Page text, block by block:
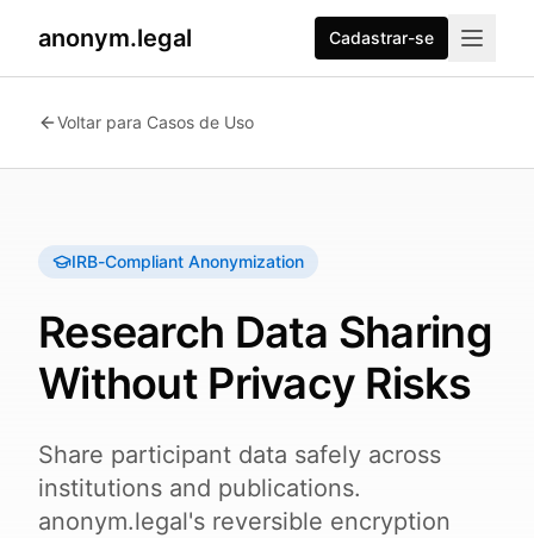
anonym.legal Cadastrar-se
Voltar para Casos de Uso
IRB-Compliant Anonymization
Research Data Sharing
Without Privacy Risks
Share participant data safely across
institutions and publications.
anonym.legal's reversible encryption